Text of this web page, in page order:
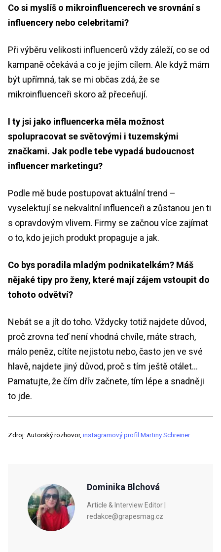
Co si myslíš o mikroinfluencerech ve srovnání s
influencery nebo celebritami?
Při výběru velikosti influencerů vždy záleží, co se od
kampaně očekává a co je jejím cílem. Ale když mám
být upřímná, tak se mi občas zdá, že se
mikroinfluenceři skoro až přeceňují.
I ty jsi jako influencerka měla možnost
spolupracovat se světovými i tuzemskými
značkami. Jak podle tebe vypadá budoucnost
influencer marketingu?
Podle mě bude postupovat aktuální trend –
vyselektují se nekvalitní influenceři a zůstanou jen ti
s opravdovým vlivem. Firmy se začnou více zajímat
o to, kdo jejich produkt propaguje a jak.
Co bys poradila mladým podnikatelkám? Máš
nějaké tipy pro ženy, které mají zájem vstoupit do
tohoto odvětví?
Nebát se a jít do toho. Vždycky totiž najdete důvod,
proč zrovna teď není vhodná chvíle, máte strach,
málo peněz, cítíte nejistotu nebo, často jen ve své
hlavě, najdete jiný důvod, proč s tím ještě otálet…
Pamatujte, že čím dřív začnete, tím lépe a snadněji
to jde.
Zdroj: Autorský rozhovor, instagramový profil Martiny Schreiner
Dominika Blchová
Article & Interview Editor |
redakce@grapesmag.cz